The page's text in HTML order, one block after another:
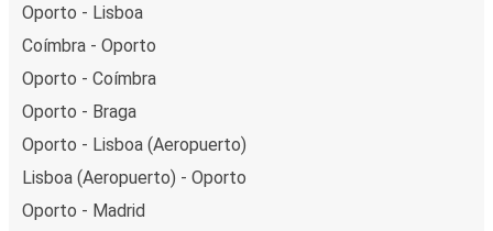
Oporto - Lisboa
Coímbra - Oporto
Oporto - Coímbra
Oporto - Braga
Oporto - Lisboa (Aeropuerto)
Lisboa (Aeropuerto) - Oporto
Oporto - Madrid